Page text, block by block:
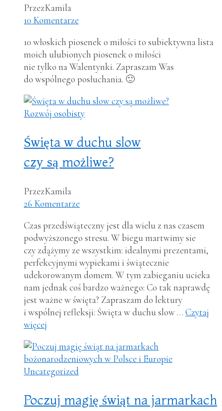
PrzezKamila
10 Komentarze
10 włoskich piosenek o miłości to subiektywna lista
moich ulubionych piosenek o miłości
nie tylko na Walentynki. Zapraszam Was
do wspólnego posłuchania. 🙂
Rozwój osobisty
Święta w duchu slow
czy są możliwe?
PrzezKamila
26 Komentarze
Czas przedświąteczny jest dla wielu z nas czasem
podwyższonego stresu. W biegu martwimy sie
czy zdążymy ze wszystkim: idealnymi prezentami,
perfekcyjnymi wypiekami i świątecznie
udekorowanym domem. W tym zabieganiu ucieka
nam jednak coś bardzo ważnego: Co tak naprawdę
jest ważne w święta? Zapraszam do lektury
i wspólnej refleksji: Święta w duchu slow … Czytaj
więcej
Uncategorized
Poczuj magię świąt na jarmarkach